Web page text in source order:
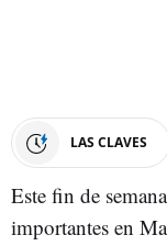
LAS CLAVES
Este fin de
importantes en